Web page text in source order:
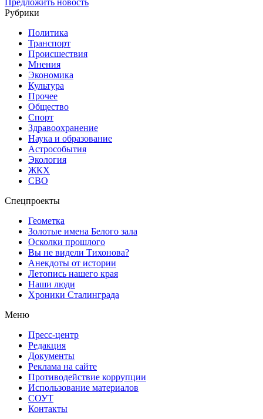
Рубрики
Политика
Транспорт
Происшествия
Мнения
Экономика
Культура
Прочее
Общество
Спорт
Здравоохранение
Наука и образование
Астрособытия
Экология
ЖКХ
СВО
Спецпроекты
Геометка
Золотые имена Белого зала
Осколки прошлого
Вы не видели Тихонова?
Анекдоты от истории
Летопись нашего края
Наши люди
Хроники Сталинграда
Меню
Пресс-центр
Редакция
Документы
Реклама на сайте
Противодействие коррупции
Использование материалов
СОУТ
Контакты